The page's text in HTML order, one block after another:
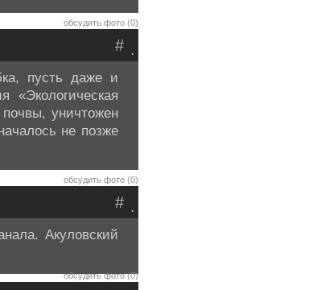
обсудить фото (0)
.
#
пусть даже и
«Экологическая
уничтожен
не позже
обсудить фото (0)
.
#
Акуловский
обсудить фото (0)